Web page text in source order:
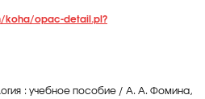
koha/opac-detail.pl?
: учебное пособие / А. А. Фомина,